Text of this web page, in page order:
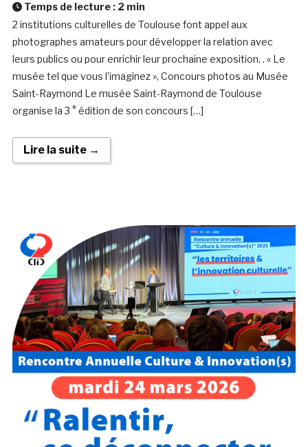
Temps de lecture : 2 min
2 institutions culturelles de Toulouse font appel aux
photographes amateurs pour développer la relation avec
leurs publics ou pour enrichir leur prochaine exposition. . « Le
musée tel que vous l’imaginez », Concours photos au Musée
Saint-Raymond Le musée Saint-Raymond de Toulouse
organise la 3 ° édition de son concours […]
Lire la suite →